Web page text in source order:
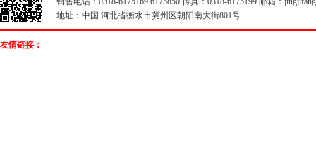
地址：中国 河北省衡水市冀州区朝阳南大街801号
友情链接：